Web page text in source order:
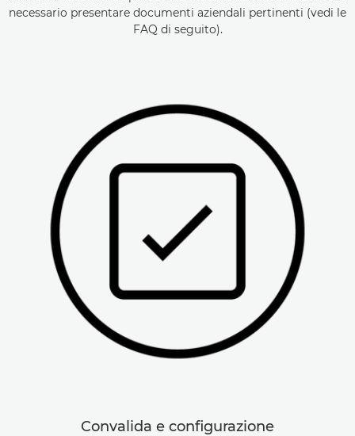
necessario presentare documenti aziendali pertinenti (vedi le
FAQ di seguito).
Convalida e configurazione